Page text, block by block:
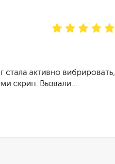
активно вибрировать,
скрип. Вызвали…